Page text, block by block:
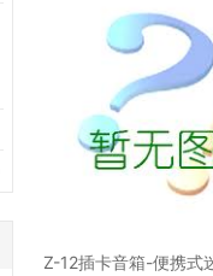
Z-12插卡音箱-便携式